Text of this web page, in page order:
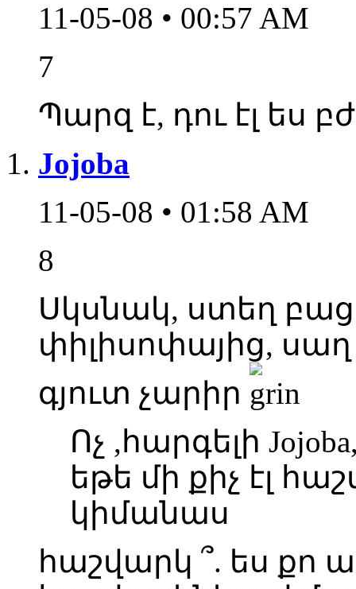
11-05-08 • 00:57 AM
7
Պարզ է, դու էլ ես
Jojoba
11-05-08 • 01:58 AM
8
Սկսնակ, ստեղ
փիլիսոփայից, սաղ
գյուտ չարիր
Ոչ ,հարգելի
եթե մի քիչ էլ
կիմանաս
հաշվարկ ՞. ես քո